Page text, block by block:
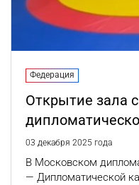
Федерация
Открытие зала
03 декабря 2025 года
В Московском
— Дипломатической